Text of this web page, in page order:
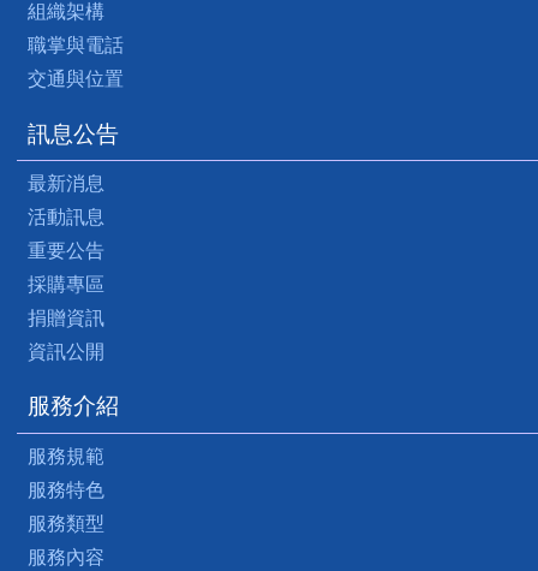
組織架構
職掌與電話
交通與位置
訊息公告
最新消息
活動訊息
重要公告
採購專區
捐贈資訊
資訊公開
服務介紹
服務規範
服務特色
服務類型
服務內容